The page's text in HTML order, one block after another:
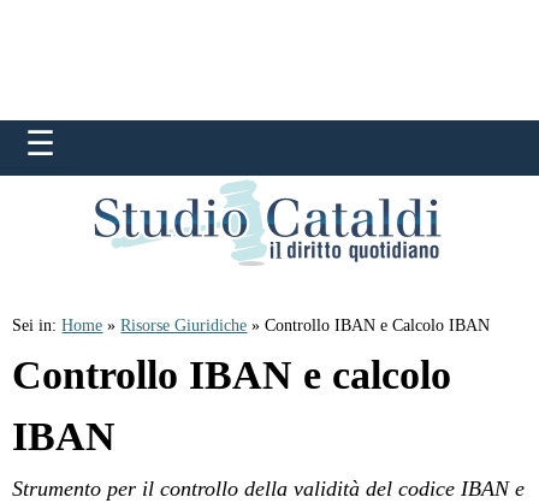
Sei in:Home »Risorse Giuridiche » Controllo IBAN e Calcolo IBAN
Controllo IBAN e calcolo
IBAN
Strumento per il controllo della validità del codice IBAN e